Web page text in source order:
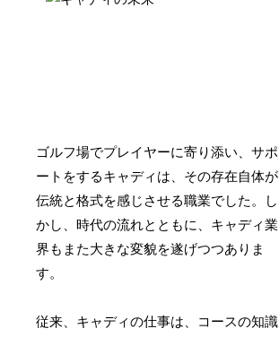
ゴルフ場でプレイヤーに寄り添い、サポ
ートをするキャディは、その存在自体が
伝統と格式を感じさせる職業でした。し
かし、時代の流れとともに、キャディ業
界もまた大きな変貌を遂げつつありま
す。
従来、キャディの仕事は、コースの知識